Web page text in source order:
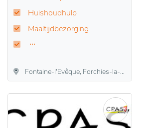
Huishoudhulp
Maaltijdbezorging
Fontaine-l'Evêque, Forchies-la-Marche, Leernes